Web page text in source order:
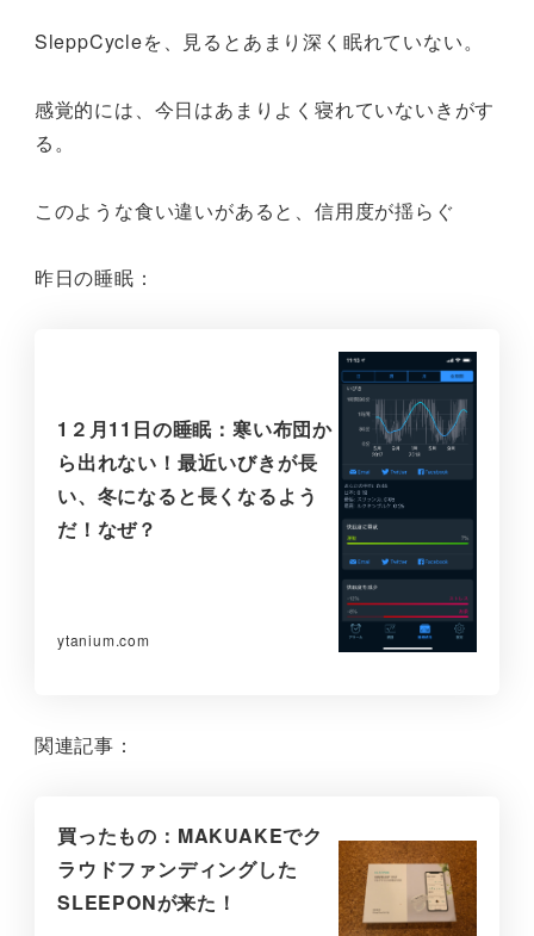
SleppCycleを、見るとあまり深く眠れていない。
感覚的には、今日はあまりよく寝れていないきがす
る。
このような食い違いがあると、信用度が揺らぐ
昨日の睡眠：
1２月11日の睡眠：寒い布団か
ら出れない！最近いびきが長
い、冬になると長くなるよう
だ！なぜ？
ytanium.com
関連記事：
買ったもの：MAKUAKEでク
ラウドファンディングした
SLEEPONが来た！